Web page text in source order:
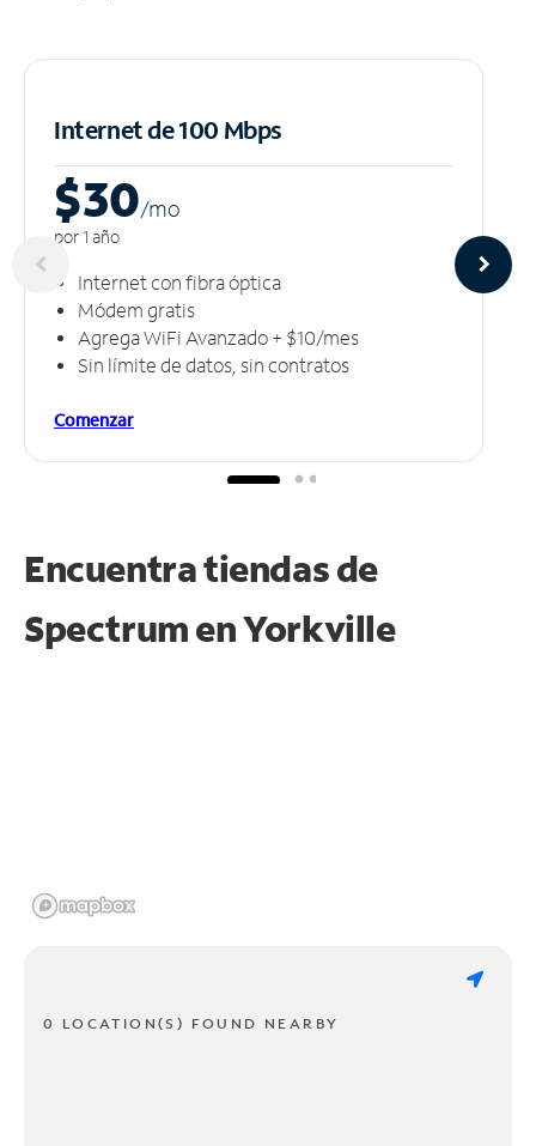
Internet de 100 Mbps
$30/mo
por 1 año
Internet con fibra óptica
Módem gratis
Agrega WiFi Avanzado + $10/mes
Sin límite de datos, sin contratos
Comenzar
Encuentra tiendas de
Spectrum enYorkville
0 LOCATION(S) FOUND NEARBY